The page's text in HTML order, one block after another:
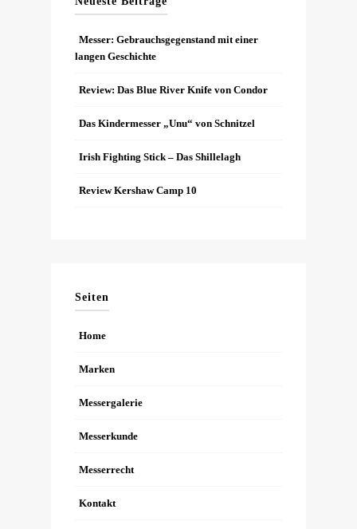
Messer: Gebrauchsgegenstand mit einer
langen Geschichte
Review: Das Blue River Knife von Condor
Das Kindermesser „Unu“ von Schnitzel
Irish Fighting Stick – Das Shillelagh
Review Kershaw Camp 10
Seiten
Home
Marken
Messergalerie
Messerkunde
Messerrecht
Kontakt